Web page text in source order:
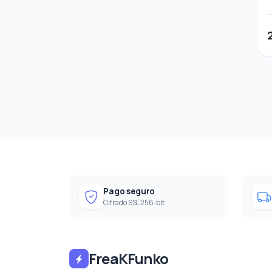
Pago seguro
Cifrado SSL 256-bit
FreaKFunko